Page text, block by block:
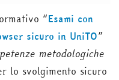
“Esami con
sicuro in UniTO”
metodologiche
lo svolgimento sicuro